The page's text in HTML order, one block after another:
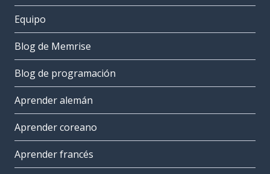
Equipo
Blog de Memrise
Blog de programación
Aprender alemán
Aprender coreano
Aprender francés